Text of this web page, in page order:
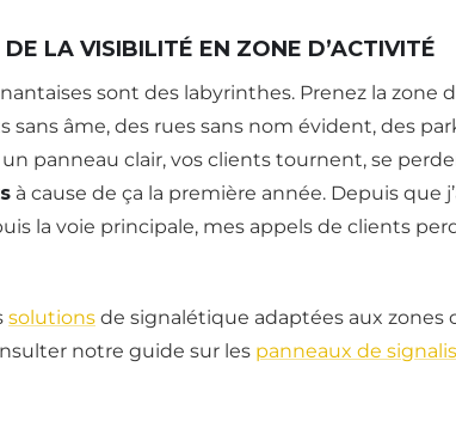
DE LA VISIBILITÉ EN ZONE D’ACTIVITÉ
sont des labyrinthes. Prenez la zone
sans âme, des rues sans nom évident, des
panneau clair, vos clients tournent, se
à cause de ça la première année. Depuis que
la voie principale, mes appels de clients
solutions de signalétique adaptées aux zones
notre guide sur les panneaux de